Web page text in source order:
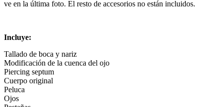
ve en la última foto. El resto de accesorios no están incluidos.
Incluye:
Tallado de boca y nariz
Modificación de la cuenca del ojo
Piercing septum
Cuerpo original
Peluca
Ojos